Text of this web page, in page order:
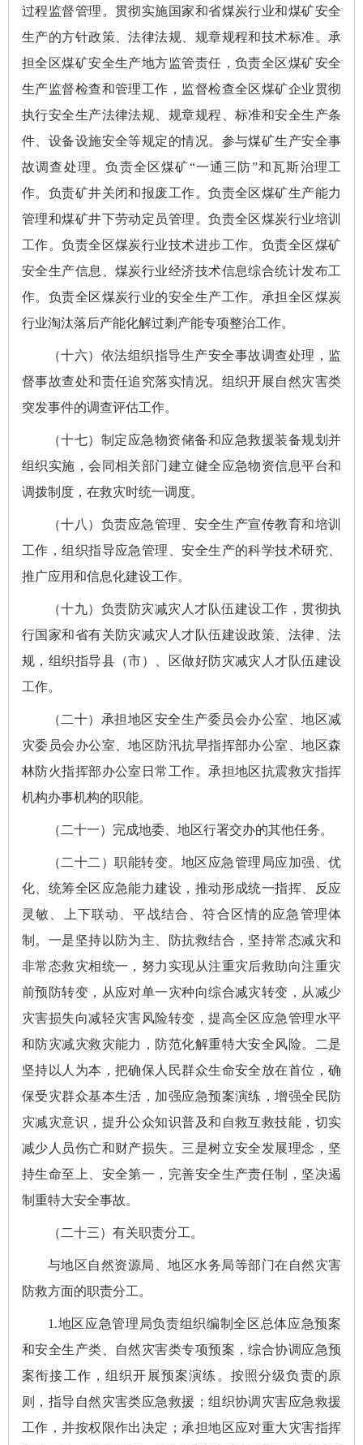
过程监督管理。贯彻实施国家和省煤炭行业和煤矿安全
生产的方针政策、法律法规、规章规程和技术标准。承
担全区煤矿安全生产地方监管责任，负责全区煤矿安全
生产监督检查和管理工作，监督检查全区煤矿企业贯彻
执行安全生产法律法规、规章规程、标准和安全生产条
件、设备设施安全等规定的情况。参与煤矿生产安全事
故调查处理。负责全区煤矿“一通三防”和瓦斯治理工
作。负责矿井关闭和报废工作。负责全区煤矿生产能力
管理和煤矿井下劳动定员管理。负责全区煤炭行业培训
工作。负责全区煤炭行业技术进步工作。负责全区煤矿
安全生产信息、煤炭行业经济技术信息综合统计发布工
作。负责全区煤炭行业的安全生产工作。承担全区煤炭
行业淘汰落后产能化解过剩产能专项整治工作。
（十六）依法组织指导生产安全事故调查处理，监
督事故查处和责任追究落实情况。组织开展自然灾害类
突发事件的调查评估工作。
（十七）制定应急物资储备和应急救援装备规划并
组织实施，会同相关部门建立健全应急物资信息平台和
调拨制度，在救灾时统一调度。
（十八）负责应急管理、安全生产宣传教育和培训
工作，组织指导应急管理、安全生产的科学技术研究、
推广应用和信息化建设工作。
（十九）负责防灾减灾人才队伍建设工作，贯彻执
行国家和省有关防灾减灾人才队伍建设政策、法律、法
规，组织指导县（市）、区做好防灾减灾人才队伍建设
工作。
（二十）承担地区安全生产委员会办公室、地区减
灾委员会办公室、地区防汛抗旱指挥部办公室、地区森
林防火指挥部办公室日常工作。承担地区抗震救灾指挥
机构办事机构的职能。
（二十一）完成地委、地区行署交办的其他任务。
（二十二）职能转变。地区应急管理局应加强、优
化、统筹全区应急能力建设，推动形成统一指挥、反应
灵敏、上下联动、平战结合、符合区情的应急管理体
制。一是坚持以防为主、防抗救结合，坚持常态减灾和
非常态救灾相统一，努力实现从注重灾后救助向注重灾
前预防转变，从应对单一灾种向综合减灾转变，从减少
灾害损失向减轻灾害风险转变，提高全区应急管理水平
和防灾减灾救灾能力，防范化解重特大安全风险。二是
坚持以人为本，把确保人民群众生命安全放在首位，确
保受灾群众基本生活，加强应急预案演练，增强全民防
灾减灾意识，提升公众知识普及和自救互救技能，切实
减少人员伤亡和财产损失。三是树立安全发展理念，坚
持生命至上、安全第一，完善安全生产责任制，坚决遏
制重特大安全事故。
（二十三）有关职责分工。
与地区自然资源局、地区水务局等部门在自然灾害
防救方面的职责分工。
1.地区应急管理局负责组织编制全区总体应急预案
和安全生产类、自然灾害类专项预案，综合协调应急预
案衔接工作，组织开展预案演练。按照分级负责的原
则，指导自然灾害类应急救援；组织协调灾害应急救援
工作，并按权限作出决定；承担地区应对重大灾害指挥